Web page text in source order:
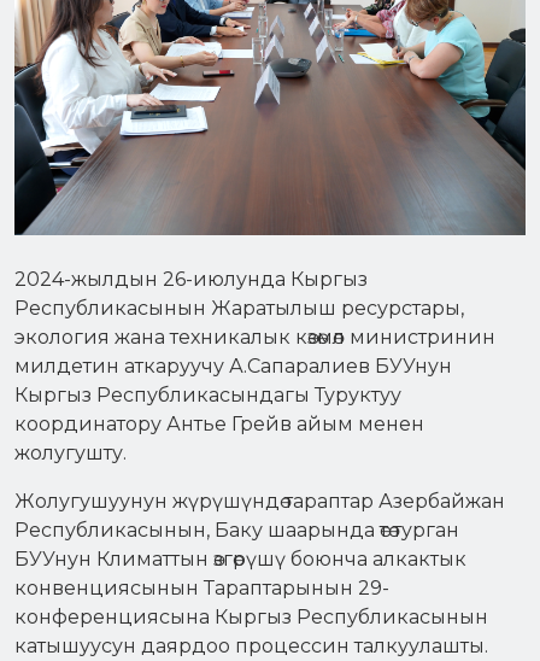
2024-жылдын 26-июлунда Кыргыз
Республикасынын Жаратылыш ресурстары,
экология жана техникалык көзөмөл министринин
милдетин аткаруучу А.Сапаралиев БУУнун
Кыргыз Республикасындагы Туруктуу
координатору Антье Грейв айым менен
жолугушту.
Жолугушуунун жүрүшүндө тараптар Азербайжан
Республикасынын, Баку шаарында өтө турган
БУУнун Климаттын өзгөрүшү боюнча алкактык
конвенциясынын Тараптарынын 29-
конференциясына Кыргыз Республикасынын
катышуусун даярдоо процессин талкуулашты.